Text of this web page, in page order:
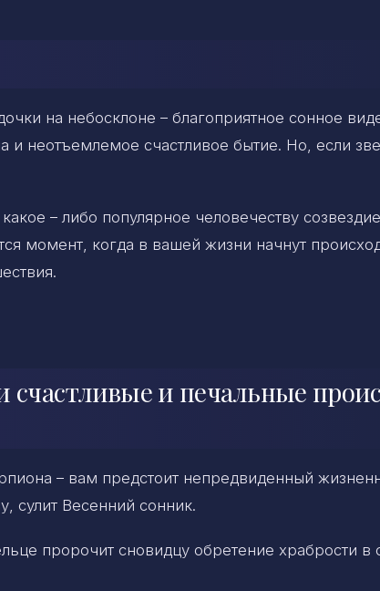
на небосклоне – благоприятное сонное
и неотъемлемое счастливое бытие. Но, если
– либо популярное человечеству
момент, когда в вашей жизни начнут
счастливые и печальные
– вам предстоит непредвиденный
сулит Весенний сонник.
пророчит сновидцу обретение храбрости в